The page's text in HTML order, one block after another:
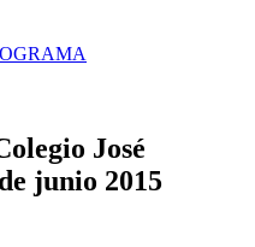
José
junio 2015